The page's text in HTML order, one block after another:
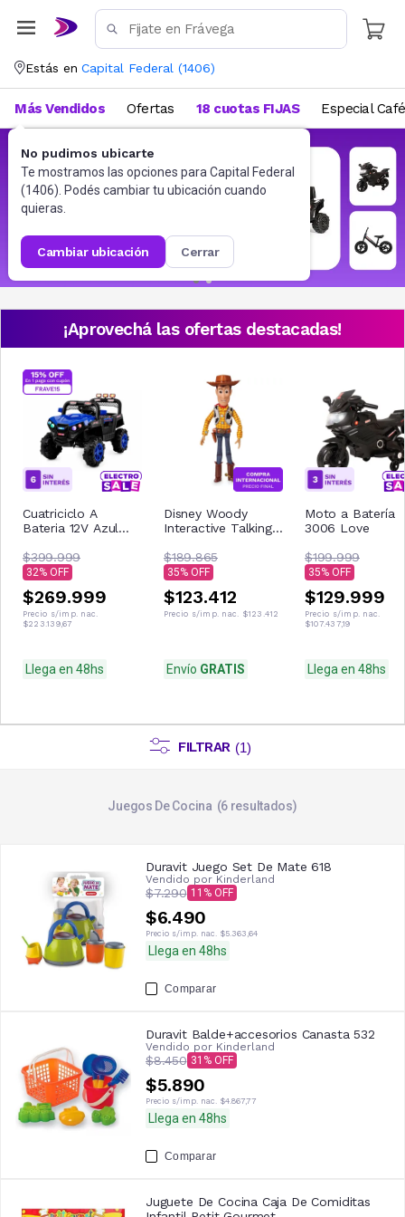
Estás en Capital Federal (1406)
No pudimos ubicarte
Te mostramos las opciones para Capital Federal
(1406). Podés cambiar tu ubicación cuando
quieras.
cambiar ubicación cerrar
Más Vendidos Ofertas 18 cuotas FIJAS Especial Café
¡Aprovechá las ofertas destacadas!
Cuatriciclo A
Bateria 12V Azul
Remoto Musica Usb
Luces
$399.999
32
$269.999
Precio s/imp. nac.
$223.139,67
Llega en 48hs
Disney Woody
Interactive Talking
$189.865
35
$123.412
Precio s/imp. nac. $123.412
Envío GRATIS
Moto a Batería
3006 Love
$199.999
35
$129.999
Precio s/imp. nac.
$107.437,19
Llega en 48hs
FILTRAR (1)
Juegos De Cocina 6 resultados
Duravit Juego Set De Mate 618
Vendido por Kinderland
$7.290 11
$6.490
Precio s/imp. nac. $5.363,64
Llega en 48hs
Comparar
Duravit Balde+accesorios Canasta 532
Vendido por Kinderland
$8.450 31
$5.890
Precio s/imp. nac. $4.867,77
Llega en 48hs
Comparar
Juguete De Cocina Caja De Comiditas